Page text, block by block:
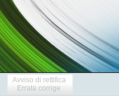
Avviso di rettifica
Errata corrige